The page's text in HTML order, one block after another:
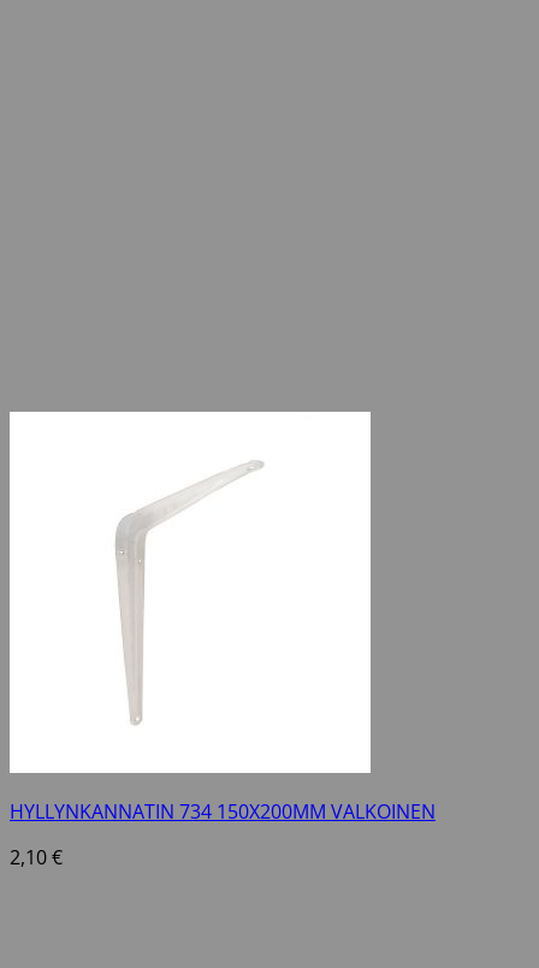
HYLLYNKANNATIN 734 150X200MM VALKOINEN
2,10€